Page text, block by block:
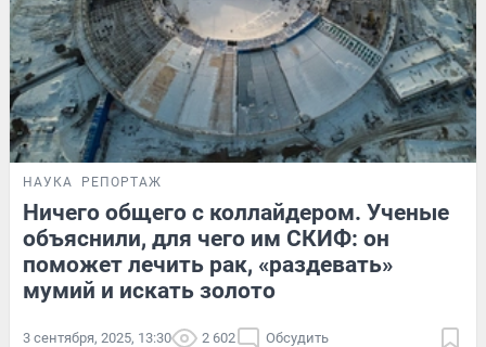
НАУКА РЕПОРТАЖ
Ничего общего с коллайдером. Ученые
объяснили, для чего им СКИФ: он
поможет лечить рак, «раздевать»
мумий и искать золото
3 сентября, 2025, 13:30 2 602 Обсудить